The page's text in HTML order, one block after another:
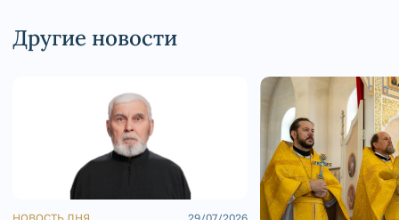
Другие новости